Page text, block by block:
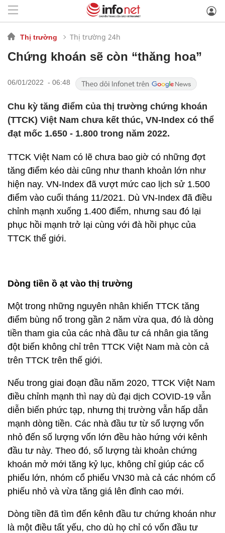
Thị trường Thị trường 24h
Chứng khoán sẽ còn “thăng hoa”
06/01/2022 - 06:48
Chu kỳ tăng điểm của thị trường chứng khoán
(TTCK) Việt Nam chưa kết thúc, VN-Index có thể
đạt mốc 1.650 - 1.800 trong năm 2022.
TTCK Việt Nam có lẽ chưa bao giờ có những đợt
tăng điểm kéo dài cũng như thanh khoản lớn như
hiện nay. VN-Index đã vượt mức cao lịch sử 1.500
điểm vào cuối tháng 11/2021. Dù VN-Index đã điều
chỉnh mạnh xuống 1.400 điểm, nhưng sau đó lại
phục hồi mạnh trở lại cùng với đà hồi phục của
TTCK thế giới.
Dòng tiền ồ ạt vào thị trường
Một trong những nguyên nhân khiến TTCK tăng
điểm bùng nổ trong gần 2 năm vừa qua, đó là dòng
tiền tham gia của các nhà đầu tư cá nhân gia tăng
đột biến không chỉ trên TTCK Việt Nam mà còn cả
trên TTCK trên thế giới.
Nếu trong giai đoạn đầu năm 2020, TTCK Việt Nam
điều chỉnh mạnh thì nay dù đại dịch COVID-19 vẫn
diễn biến phức tạp, nhưng thị trường vẫn hấp dẫn
mạnh dòng tiền. Các nhà đầu tư từ số lượng vốn
nhỏ đến số lượng vốn lớn đều hào hứng với kênh
đầu tư này. Theo đó, số lượng tài khoản chứng
khoán mở mới tăng kỷ lục, không chỉ giúp các cổ
phiếu lớn, nhóm cổ phiếu VN30 mà cả các nhóm cổ
phiếu nhỏ và vừa tăng giá lên đỉnh cao mới.
Dòng tiền đã tìm đến kênh đầu tư chứng khoán như
là một điều tất yếu, cho dù họ chỉ có vốn đầu tư